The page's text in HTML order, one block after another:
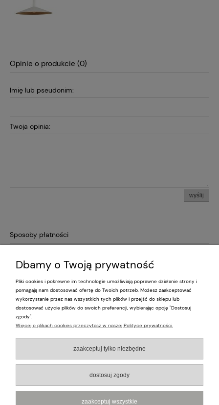
Opinie o produkcie (0)
Imię lub pseudonim:
Twoja opinia:
wyślij
Sposoby płatności
Pomoc
Moje konto
O nas
Dbamy o Twoją prywatność
Pliki cookies i pokrewne im technologie umożliwiają poprawne działanie strony i
pomagają nam dostosować ofertę do Twoich potrzeb. Możesz zaakceptować
wykorzystanie przez nas wszystkich tych plików i przejść do sklepu lub
dostosować użycie plików do swoich preferencji, wybierając opcję "Dostosuj
zgody".
Więcej o plikach cookies przeczytasz w naszej Polityce prywatności.
zaakceptuj tylko niezbędne
dostosuj zgody
zaakceptuj wszystkie